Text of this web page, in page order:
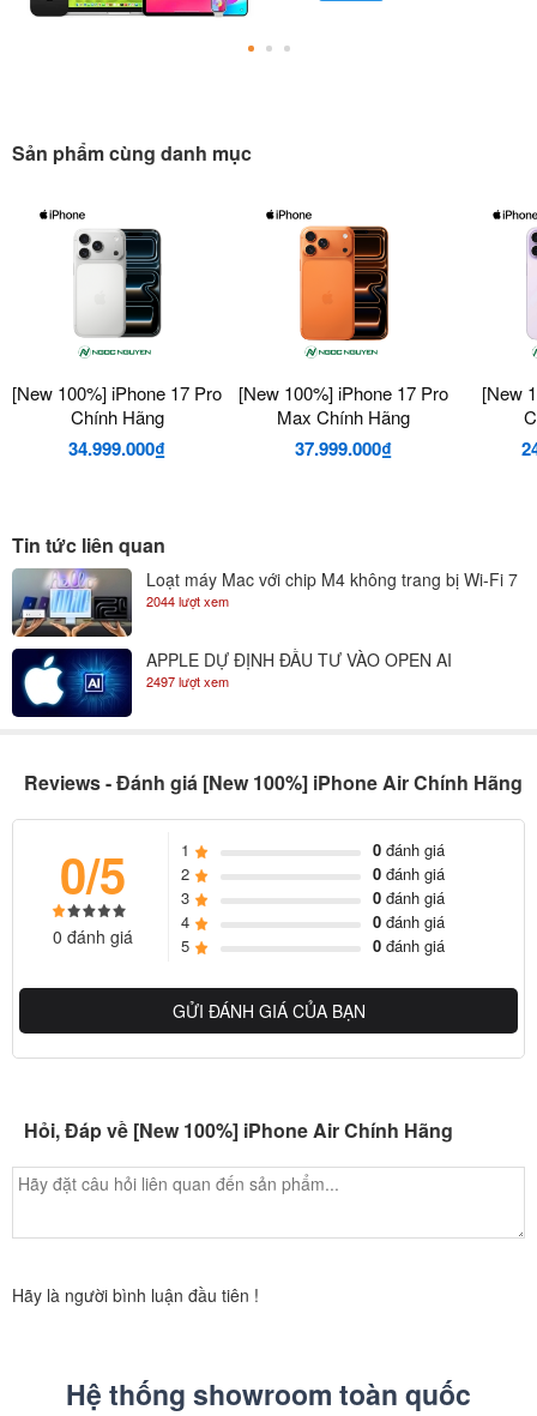
Sản phẩm cùng danh mục
[New 100%] iPhone 17 Pro
Chính Hãng
34.999.000₫
[New 100%] iPhone 17 Pro
Max Chính Hãng
37.999.000₫
[New
Tin tức liên quan
Loạt máy Mac với chip M4 không trang bị Wi-Fi 7
2044 lượt xem
APPLE DỰ ĐỊNH ĐẦU TƯ VÀO OPEN AI
2497 lượt xem
Reviews - Đánh giá [New 100%] iPhone Air Chính Hãng
0/5
0 đánh giá
1 0đánh giá
2
0đánh giá
3
0đánh giá
4
0đánh giá
5
0đánh giá
GỬI ĐÁNH GIÁ CỦA BẠN
Hỏi, Đáp về [New 100%] iPhone Air Chính Hãng
Hãy là người bình luận đầu tiên !
Hệ thống showroom toàn quốc